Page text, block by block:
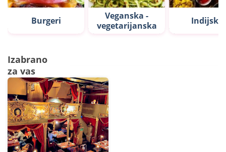
Burgeri
Veganska -
vegetarijanska
Indijska
Izabrano
za vas